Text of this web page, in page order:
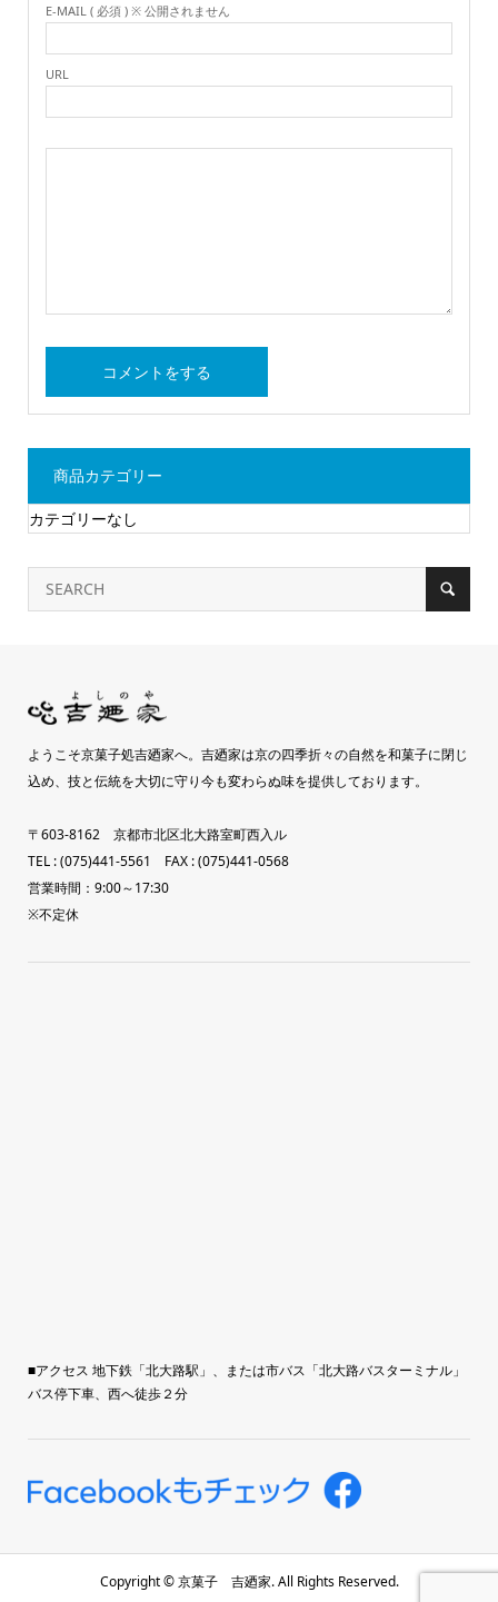
E-MAIL ( 必須 ) ※ 公開されません
URL
商品カテゴリー
カテゴリーなし
ようこそ京菓子処吉廼家へ。吉廼家は京の四季折々の自然を和菓子に閉じ
込め、技と伝統を大切に守り今も変わらぬ味を提供しております。
〒603-8162 京都市北区北大路室町西入ル
TEL : (075)441-5561 FAX : (075)441-0568
営業時間：9:00～17:30
※不定休
■アクセス 地下鉄「北大路駅」、または市バス「北大路バスターミナル」
バス停下車、西へ徒歩２分
Copyright ©京菓子 吉廼家. All Rights Reserved.